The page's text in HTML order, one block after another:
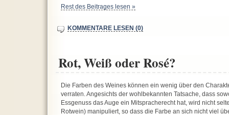
Rest des Beitrages lesen »
KOMMENTARE LESEN (0)
Rot, Weiß oder Rosé?
Die Farben des Weines können ein wenig über den
verraten. Angesichts der wohlbekannten Tatsache, dass
Essgenuss das Auge ein Mitspracherecht hat, wird nicht
Rotwein) manipuliert, so dass die Farbe an sich nicht viel